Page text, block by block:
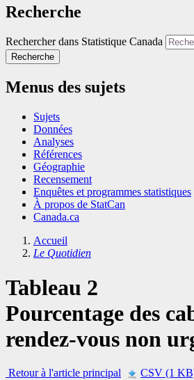
Recherche
Rechercher dans Statistique Canada
Recherche
Menus des sujets
Sujets
Données
Analyses
Références
Géographie
Recensement
Enquêtes et programmes statistiques
À propos de StatCan
Canada.ca
Accueil
Le Quotidien
Tableau 2
Pourcentage des
rendez-vous non
Retour à l'article principal CSV (1